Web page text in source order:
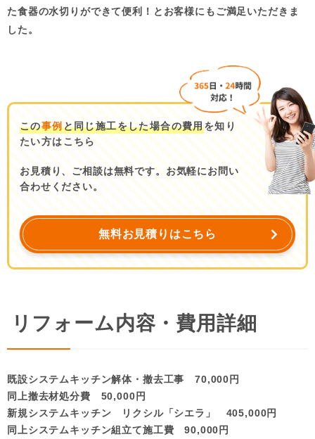
た食器の水切りができて便利！とお客様にもご満足いただきま
した。
この事例と同じ施工をした場合の費用を知り
たい方はこちら
お見積り、ご相談は無料です。お気軽にお問い
合わせください。
無料お見積りはこちら
リフォーム内容・費用詳細
既設システムキッチン解体・撤去工事 70,000円
同上撤去材処分費 50,000円
新規システムキッチン リクシル「シエラ」 405,000円
同上システムキッチン組立て施工費 90,000円